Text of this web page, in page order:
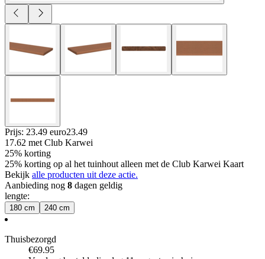
Prijs: 23.49 euro23.49
17.62 met Club Karwei
25% korting
25% korting op al het tuinhout alleen met de Club Karwei Kaart
Bekijk alle producten uit deze actie.
Aanbieding nog 8 dagen geldig
lengte:
180 cm 240 cm
Thuisbezorgd
€69.95